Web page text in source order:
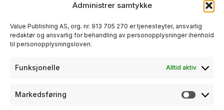
Administrer samtykke
Value Publishing AS, org. nr. 913 705 270 er tjenesteyter, ansvarlig
redaktør og ansvarlig for behandling av personopplysninger ihenhold
til personopplysningsloven.
Funksjonelle Alltid aktiv
Markedsføring
PLUSS
BYUTVIKLING
Porsgrunn i Norges beste bygrep